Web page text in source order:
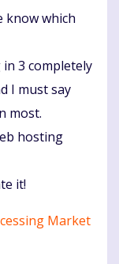
know which
3 completely
I must say
most.
hosting
it!
Market